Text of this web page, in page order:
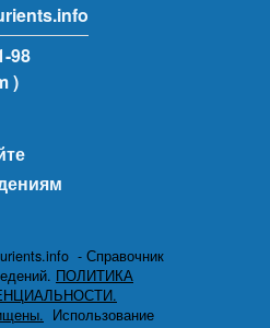
98
)
- Справочник
ПОЛИТИКА
Использование